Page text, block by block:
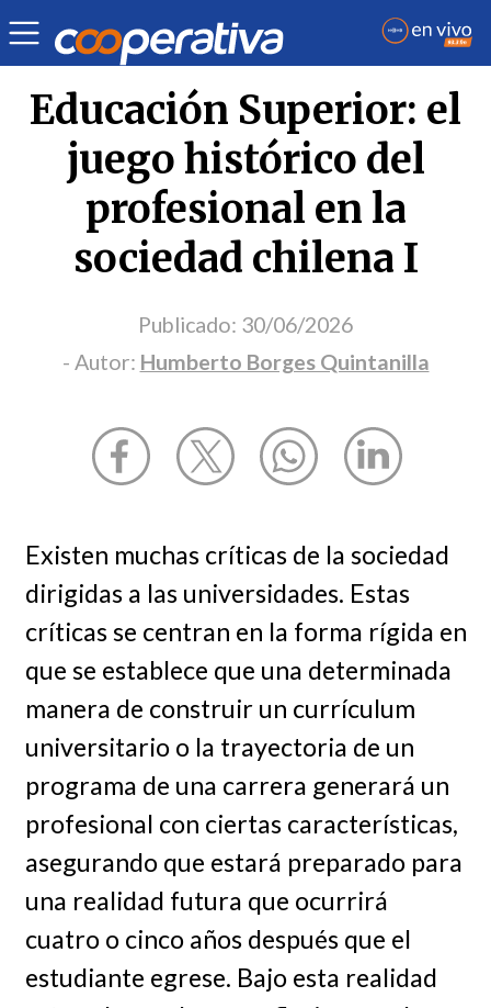
Opinión | Humberto Borges Quintanilla
Educación Superior: el
juego histórico del
profesional en la
sociedad chilena I
Publicado: 30/06/2026
- Autor: Humberto Borges Quintanilla
Existen muchas críticas de la sociedad
dirigidas a las universidades. Estas
críticas se centran en la forma rígida en
que se establece que una determinada
manera de construir un currículum
universitario o la trayectoria de un
programa de una carrera generará un
profesional con ciertas características,
asegurando que estará preparado para
una realidad futura que ocurrirá
cuatro o cinco años después que el
estudiante egrese. Bajo esta realidad